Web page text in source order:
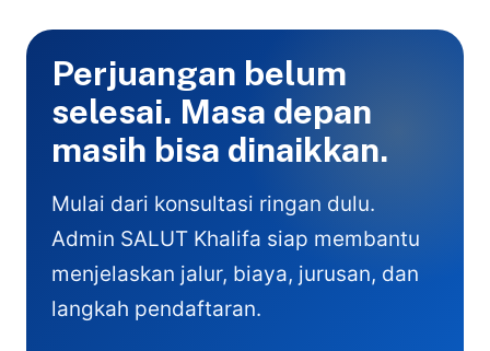
Perjuangan belum
selesai. Masa depan
masih bisa dinaikkan.
Mulai dari konsultasi ringan dulu.
Admin SALUT Khalifa siap membantu
menjelaskan jalur, biaya, jurusan, dan
langkah pendaftaran.